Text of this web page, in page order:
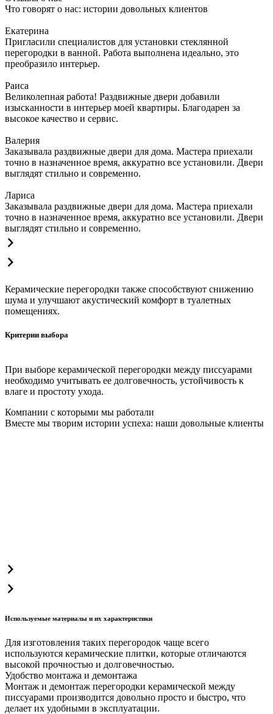
Что говорят о нас: истории довольных клиентов
Екатерина
Пригласили специалистов для установки стеклянной
перегородки в ванной. Работа выполнена идеально, это
преобразило интерьер.
Раиса
Великолепная работа! Раздвижные двери добавили
изысканности в интерьер моей квартиры. Благодарен за
высокое качество и сервис.
Валерия
Заказывала раздвижные двери для дома. Мастера приехали
точно в назначенное время, аккуратно все установили. Двери
выглядят стильно и современно.
Лариса
Заказывала раздвижные двери для дома. Мастера приехали
точно в назначенное время, аккуратно все установили. Двери
выглядят стильно и современно.
Керамические перегородки также способствуют снижению
шума и улучшают акустический комфорт в туалетных
помещениях.
Критерии выбора
При выборе керамической перегородки между писсуарами
необходимо учитывать ее долговечность, устойчивость к
влаге и простоту ухода.
Компании с которыми мы работали
Вместе мы творим истории успеха: наши довольные клиенты
Используемые материалы и их характеристики
Для изготовления таких перегородок чаще всего
используются керамические плитки, которые отличаются
высокой прочностью и долговечностью.
Удобство монтажа и демонтажа
Монтаж и демонтаж перегородки керамической между
писсуарами производится довольно просто и быстро, что
делает их удобными в эксплуатации.